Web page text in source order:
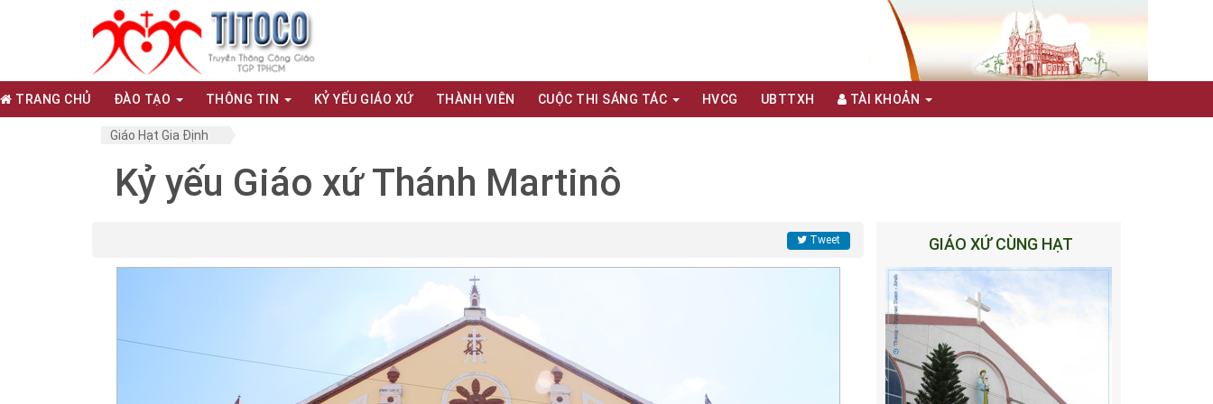
TRANG CHỦ ĐÀO TẠO THÔNG TIN KỶ YẾU GIÁO XỨ THÀNH VIÊN CUỘC THI SÁNG TÁC HVCG UBTTXH TÀI KHOẢN
Giáo Hạt Gia Định
Kỷ yếu Giáo xứ Thánh Martinô
Tweet GIÁO XỨ CÙNG HẠT